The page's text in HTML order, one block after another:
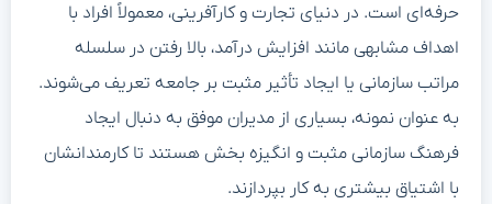
حرفه‌ای است. در دنیای تجارت و کارآفرینی، معمولاً افراد با
اهداف مشابهی مانند افزایش درآمد، بالا رفتن در سلسله
مراتب سازمانی یا ایجاد تأثیر مثبت بر جامعه تعریف می‌شوند.
به عنوان نمونه، بسیاری از مدیران موفق به دنبال ایجاد
فرهنگ سازمانی مثبت و انگیزه بخش هستند تا کارمندانشان
با اشتیاق بیشتری به کار بپردازند.